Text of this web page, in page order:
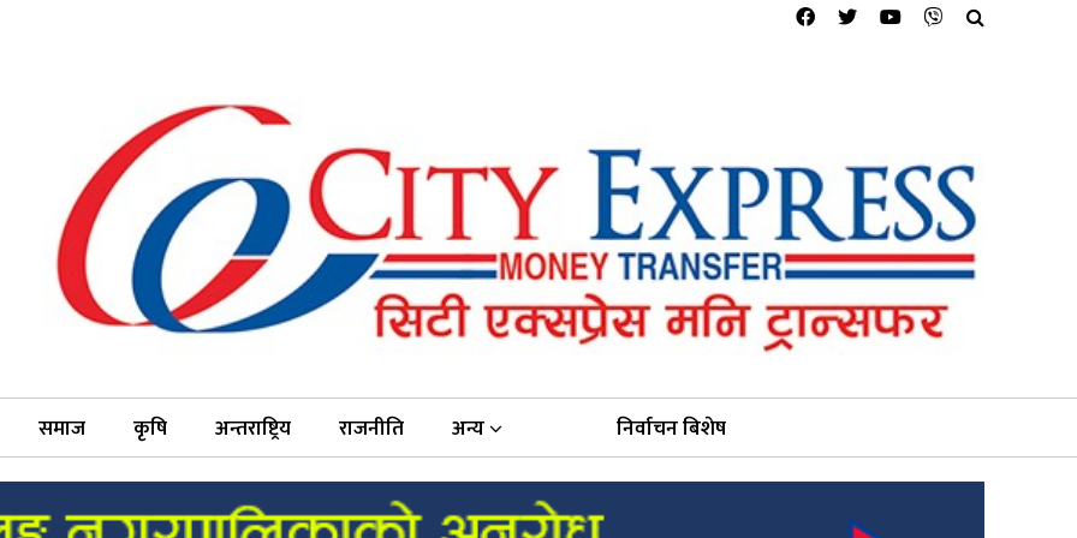
समाज कृषि अन्तराष्ट्रिय राजनीति अन्य निर्वाचन बिशेष